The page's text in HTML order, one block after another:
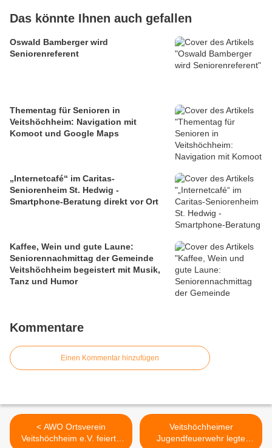
Das könnte Ihnen auch gefallen
Oswald Bamberger wird
Seniorenreferent
Thementag für Senioren in
Veitshöchheim: Navigation mit
Komoot und Google Maps
„Internetcafé“ im Caritas-
Seniorenheim St. Hedwig -
Smartphone-Beratung direkt vor Ort
Kaffee, Wein und gute Laune:
Seniorennachmittag der Gemeinde
Veitshöchheim begeistert mit Musik,
Tanz und Humor
Kommentare
Einen Kommentar hinzufügen
< AWO Ortsverein
Veitshöchheim e.V. feierte
Veitshöchheimer
Jugendfeuerwehr legte